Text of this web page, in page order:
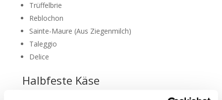
Trüffelbrie
Reblochon
Sainte-Maure (Aus Ziegenmilch)
Taleggio
Delice
Halbfeste Käse
Comté (Sehr mild – mögen viele Leute gern. Ich nicht